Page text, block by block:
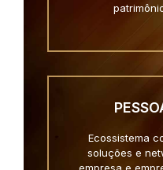
Ecossistema
soluções e